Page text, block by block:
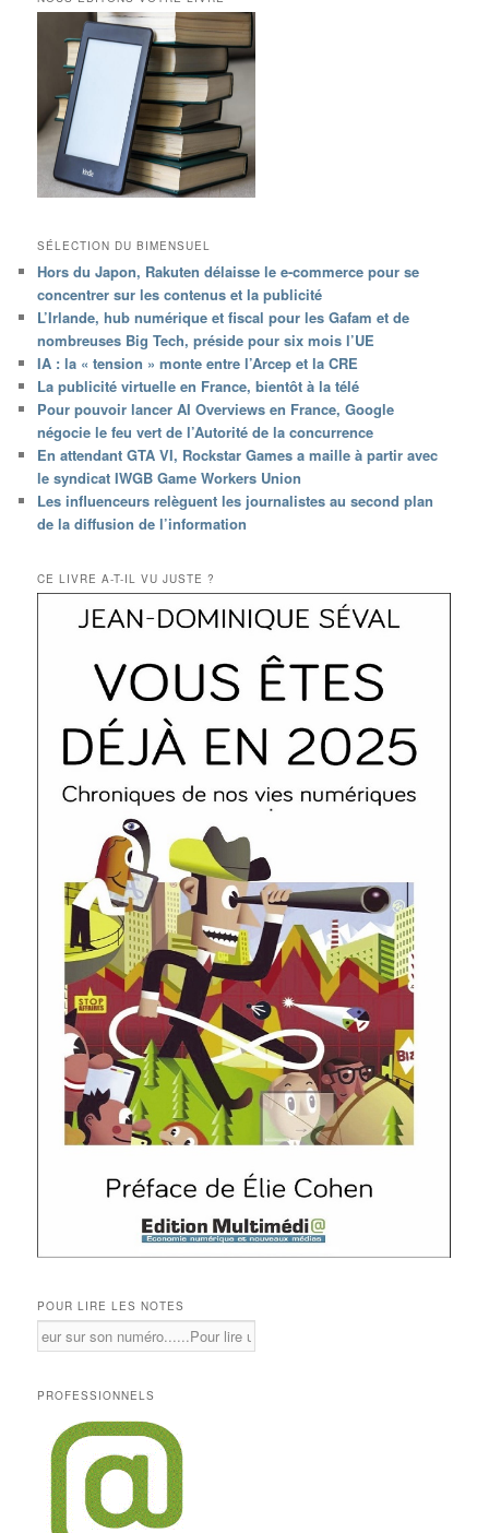
SÉLECTION DU BIMENSUEL
Hors du Japon, Rakuten délaisse le e-commerce pour se
concentrer sur les contenus et la publicité
L’Irlande, hub numérique et fiscal pour les Gafam et de
nombreuses Big Tech, préside pour six mois l’UE
IA : la « tension » monte entre l’Arcep et la CRE
La publicité virtuelle en France, bientôt à la télé
Pour pouvoir lancer AI Overviews en France, Google
négocie le feu vert de l’Autorité de la concurrence
En attendant GTA VI, Rockstar Games a maille à partir avec
le syndicat IWGB Game Workers Union
Les influenceurs relèguent les journalistes au second plan
de la diffusion de l’information
CE LIVRE A-T-IL VU JUSTE ?
POUR LIRE LES NOTES
PROFESSIONNELS